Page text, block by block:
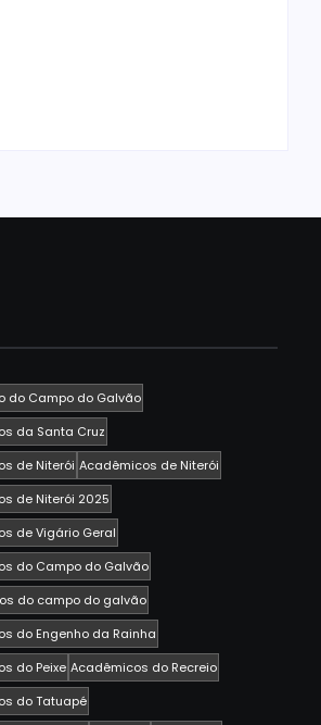
do Campo do Galvão
da Santa Cruz
de Niterói Acadêmicos de Niterói
de Niterói 2025
de Vigário Geral
do Campo do Galvão
do campo do galvão
do Engenho da Rainha
do Peixe Acadêmicos do Recreio
do Tatuapé